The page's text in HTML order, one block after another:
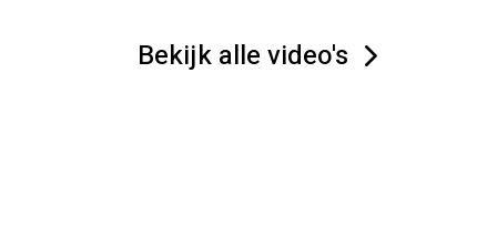
Bekijk alle video's